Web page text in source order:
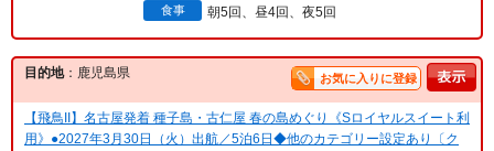
食事 朝5回、昼4回、夜5回
目的地：鹿児島県 お気に入りに登録
【飛鳥II】名古屋発着 種子島・古仁屋 春の島めぐり《Sロイヤルスイート利
用》●2027年3月30日（火）出航／5泊6日◆他のカテゴリー設定あり〔ク